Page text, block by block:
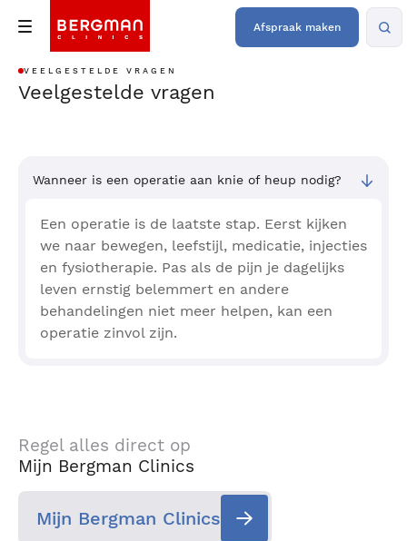
Afspraak maken
VEELGESTELDE VRAGEN
Veelgestelde vragen
Wanneer is een operatie aan knie of heup nodig?
Een operatie is de laatste stap. Eerst kijken
we naar bewegen, leefstijl, medicatie, injecties
en fysiotherapie. Pas als de pijn je dagelijks
leven ernstig belemmert en andere
behandelingen niet meer helpen, kan een
operatie zinvol zijn.
Regel alles direct op
Mijn Bergman Clinics
Mijn Bergman Clinics